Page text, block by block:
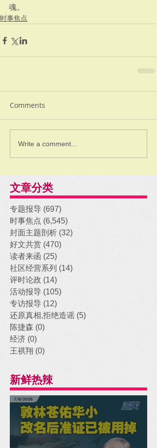
魂。
时事焦点
Comments
Write a comment...
文章分类
专题报导 (697)
时事焦点 (6,545)
封面主题剖析 (32)
好文共赏 (470)
读者来函 (25)
社区经营系列 (14)
评时论政 (14)
活动报导 (105)
专访报导 (12)
还原真相,拒绝造谣 (5)
陈捷森 (0)
经济 (0)
王祺翔 (0)
新鲜热辣